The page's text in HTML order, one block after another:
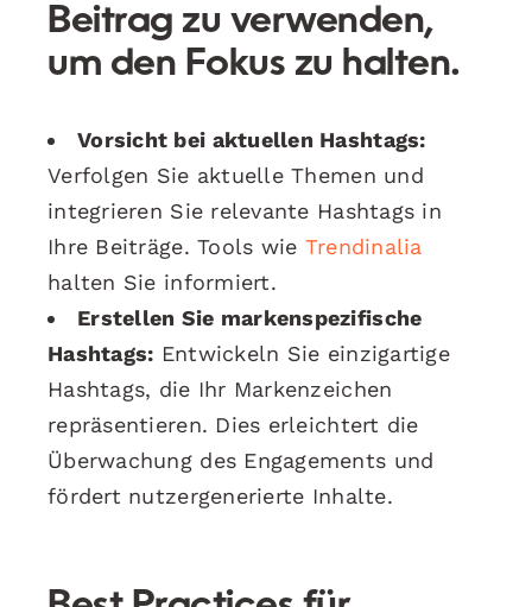
Beitrag zu verwenden,
um den Fokus zu halten.
Vorsicht bei aktuellen Hashtags:
Verfolgen Sie aktuelle Themen und
integrieren Sie relevante Hashtags in
Ihre Beiträge. Tools wie Trendinalia
halten Sie informiert.
Erstellen Sie markenspezifische
Hashtags: Entwickeln Sie einzigartige
Hashtags, die Ihr Markenzeichen
repräsentieren. Dies erleichtert die
Überwachung des Engagements und
fördert nutzergenerierte Inhalte.